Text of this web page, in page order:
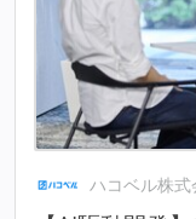
ハコベル株式